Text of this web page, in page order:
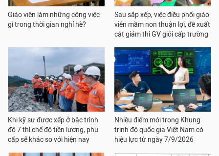
Giáo viên làm những công việc
gì trong thời gian nghỉ hè?
Sau sắp xếp, việc điều phối giáo
viên mầm non thuận lợi, đề xuất
cắt giảm thi GV giỏi cấp trường
Khi kỹ sư được xếp ở bậc trình
độ 7 thì chế độ tiền lương, phụ
cấp sẽ khác so với hiện nay
Nhiều điểm mới trong Khung
trình độ quốc gia Việt Nam có
hiệu lực từ ngày 7/9/2026